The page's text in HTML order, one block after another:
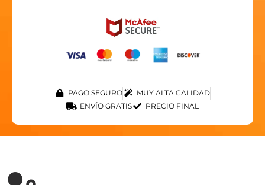
PAGO SEGURO
MUY ALTA CALIDAD
ENVÍO GRATIS
PRECIO FINAL